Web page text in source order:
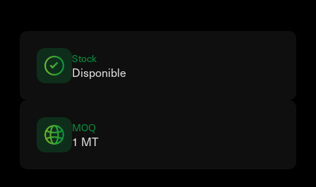
Stock
Disponible
MOQ
1 MT